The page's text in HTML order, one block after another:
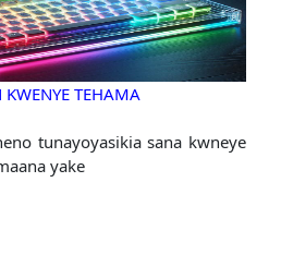
TEHAMA
tunayoyasikia sana kwneye
yake